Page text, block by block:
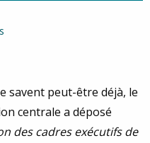
savent peut-être déjà, le
centrale a déposé
des cadres exécutifs de